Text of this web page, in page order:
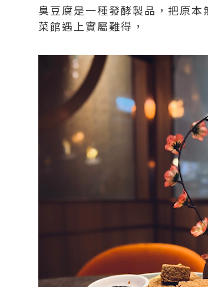
臭豆腐是一種發酵製品，把原
菜館遇上實屬難得，